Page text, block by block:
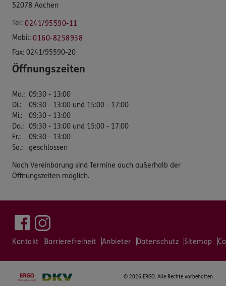
52078 Aachen
Tel: 0241/95590-11
Mobil: 0160-8258938
Fax: 0241/95590-20
Öffnungszeiten
Mo.: 09:30 - 13:00
Di.:
09:30 - 13:00 und 15:00 - 17:00
Mi.:
09:30 - 13:00
Do.: 09:30 - 13:00 und 15:00 - 17:00
Fr.:
09:30 - 13:00
Sa.: geschlossen
Nach Vereinbarung sind Termine auch außerhalb der
Öffnungszeiten möglich.
Kontakt Barrierefreiheit Anbieter Datenschutz Sitemap
© 2026 ERGO. Alle Rechte vorbehalten.